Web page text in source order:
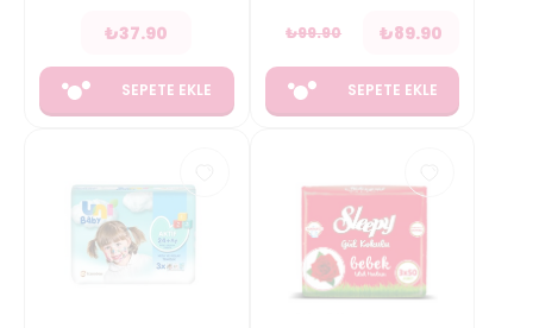
₺37.90
SEPETE EKLE
₺99.90 ₺89.90
SEPETE EKLE